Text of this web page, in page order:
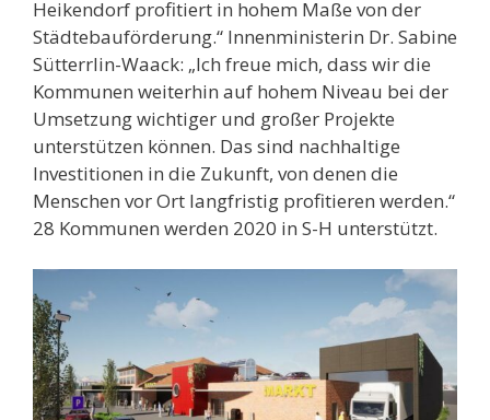
Heikendorf profitiert in hohem Maße von der
Städtebauförderung.“ Innenministerin Dr. Sabine
Sütterrlin-Waack: „Ich freue mich, dass wir die
Kommunen weiterhin auf hohem Niveau bei der
Umsetzung wichtiger und großer Projekte
unterstützen können. Das sind nachhaltige
Investitionen in die Zukunft, von denen die
Menschen vor Ort langfristig profitieren werden.“
28 Kommunen werden 2020 in S-H unterstützt.